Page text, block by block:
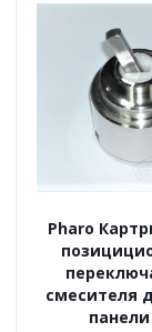
Pharo
смесителя
панели